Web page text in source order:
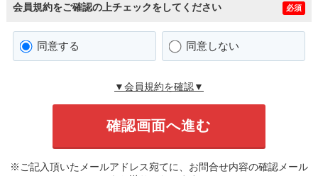
会員規約をご確認の上チェックをしてください 必須
同意する 同意しない
▼会員規約を確認▼
※ご記入頂いたメールアドレス宛てに、お問合せ内容の確認メール